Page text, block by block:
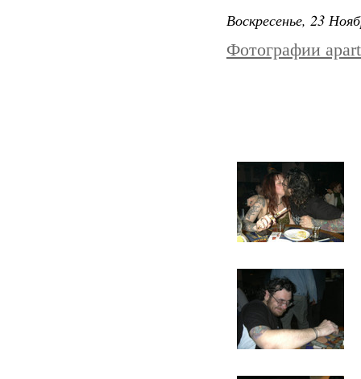
Воскресенье, 23
Фотографии